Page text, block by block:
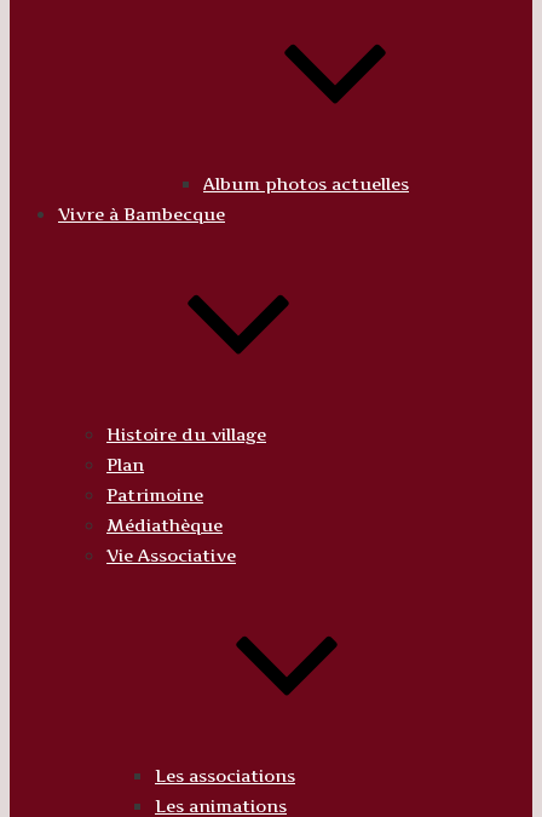
Album photos actuelles
Vivre à Bambecque
Histoire du village
Plan
Patrimoine
Médiathèque
Vie Associative
Les associations
Les animations